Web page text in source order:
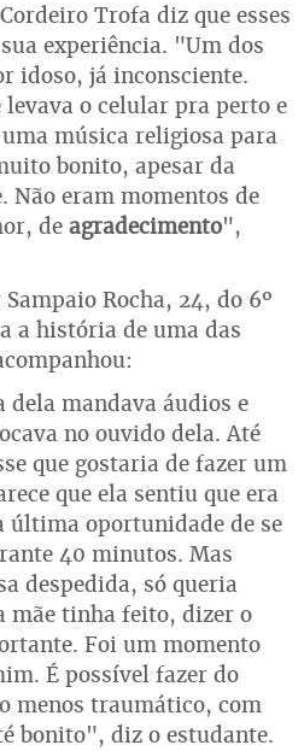
Trofa diz que esses
experiência. "Um dos
idoso, já inconsciente.
levava o celular pra perto e
música religiosa para
bonito, apesar da
Não eram momentos de
de agradecimento",
Rocha, 24, do 6º
a história de uma das
mandava áudios e
no ouvido dela. Até
que gostaria de fazer um
que ela sentiu que era
última oportunidade de se
40 minutos. Mas
despedida, só queria
mãe tinha feito, dizer o
Foi um momento
É possível fazer do
menos traumático, com
bonito", diz o estudante.